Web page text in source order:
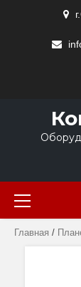
Primary
Menu
Главная /